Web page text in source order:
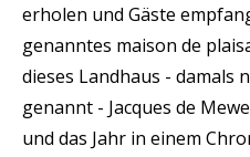
erholen und Gäste
genanntes maison de
dieses Landhaus - damals
genannt - Jacques de
und das Jahr in einem